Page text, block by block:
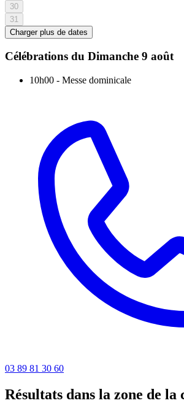
30
31
Charger plus de dates
Célébrations du Dimanche 9 août
10h00 - Messe dominicale
03 89 81 30 60
Résultats dans la zone de la